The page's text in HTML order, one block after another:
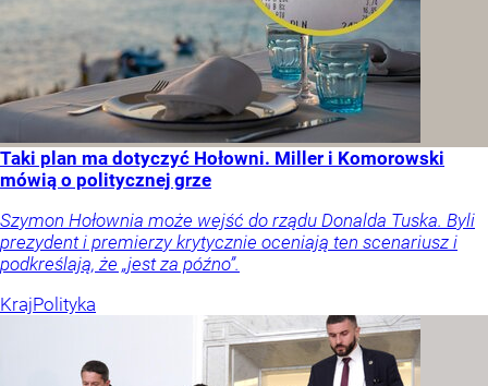
Taki plan ma dotyczyć Hołowni. Miller i Komorowski
mówią o politycznej grze
Szymon Hołownia może wejść do rządu Donalda Tuska. Byli
prezydent i premierzy krytycznie oceniają ten scenariusz i
podkreślają, że „jest za późno”.
KrajPolityka